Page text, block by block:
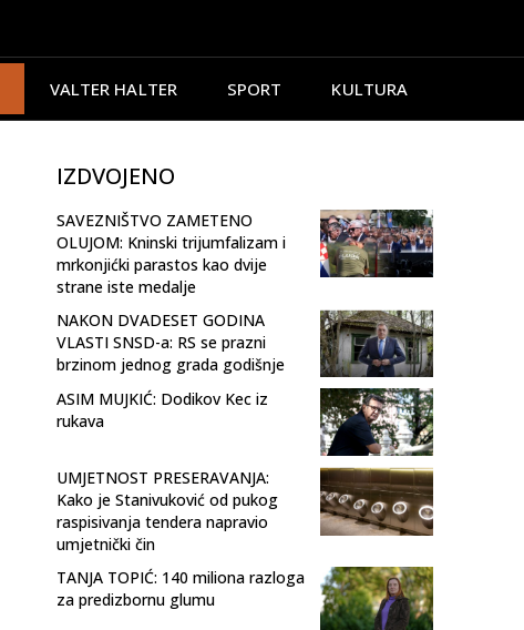
VALTER HALTER SPORT KULTURA
IZDVOJENO
SAVEZNIŠTVO ZAMETENO
OLUJOM: Kninski trijumfalizam i
mrkonjićki parastos kao dvije
strane iste medalje
NAKON DVADESET GODINA
VLASTI SNSD-a: RS se prazni
brzinom jednog grada godišnje
ASIM MUJKIĆ: Dodikov Kec iz
rukava
UMJETNOST PRESERAVANJA:
Kako je Stanivuković od pukog
raspisivanja tendera napravio
umjetnički čin
TANJA TOPIĆ: 140 miliona razloga
za predizbornu glumu